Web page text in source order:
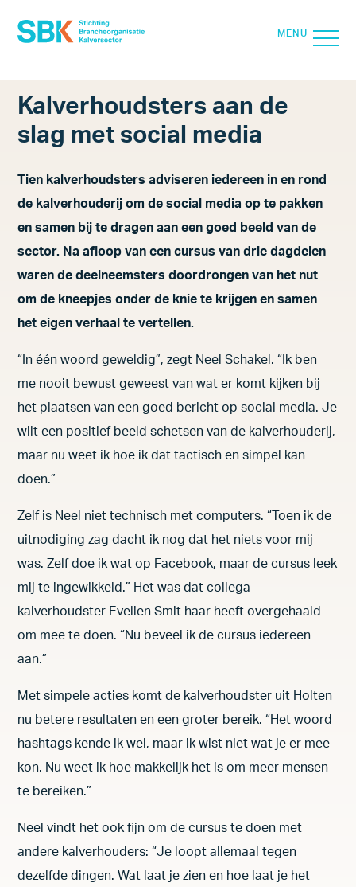
MENU
Kwaliteit
Vitaal Kalf
Kalverzorg
Voedselveiligheid
Duurzaamheid & Circulariteit
Onderzoek & Innovatie
Disclaimer
Kalverhoudsters aan de
slag met social media
Tien kalverhoudsters adviseren iedereen in en rond
de kalverhouderij om de social media op te pakken
en samen bij te dragen aan een goed beeld van de
sector. Na afloop van een cursus van drie dagdelen
waren de deelneemsters doordrongen van het nut
om de kneepjes onder de knie te krijgen en samen
het eigen verhaal te vertellen.
“In één woord geweldig”, zegt Neel Schakel. “Ik ben
me nooit bewust geweest van wat er komt kijken bij
het plaatsen van een goed bericht op social media. Je
wilt een positief beeld schetsen van de kalverhouderij,
maar nu weet ik hoe ik dat tactisch en simpel kan
doen.”
Zelf is Neel niet technisch met computers. “Toen ik de
uitnodiging zag dacht ik nog dat het niets voor mij
was. Zelf doe ik wat op Facebook, maar de cursus leek
mij te ingewikkeld.” Het was dat collega-
kalverhoudster Evelien Smit haar heeft overgehaald
om mee te doen. “Nu beveel ik de cursus iedereen
aan.”
Met simpele acties komt de kalverhoudster uit Holten
nu betere resultaten en een groter bereik. “Het woord
hashtags kende ik wel, maar ik wist niet wat je er mee
kon. Nu weet ik hoe makkelijk het is om meer mensen
te bereiken.”
Neel vindt het ook fijn om de cursus te doen met
andere kalverhouders: “Je loopt allemaal tegen
dezelfde dingen. Wat laat je zien en hoe laat je het